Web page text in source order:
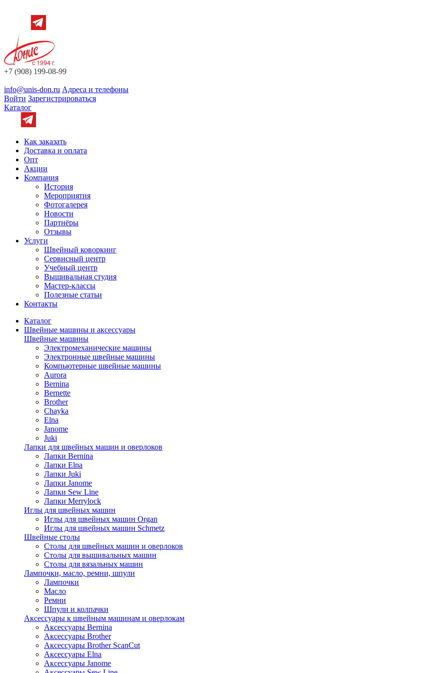
+7 (908) 199-08-99
info@unis-don.ru Адреса и телефоны
Войти Зарегистрироваться
Каталог
Как заказать
Доставка и оплата
Опт
Акции
Компания
История
Мероприятия
Фотогалерея
Новости
Партнёры
Отзывы
Услуги
Швейный коворкинг
Сервисный центр
Учебный центр
Вышивальная студия
Мастер-классы
Полезные статьи
Контакты
Каталог
Швейные машины и аксессуары
Швейные машины
Электромеханические машины
Электронные швейные машины
Компьютерные швейные машины
Aurora
Bernina
Bernette
Brother
Chayka
Elna
Janome
Juki
Лапки для швейных машин и оверлоков
Лапки Bernina
Лапки Elna
Лапки Juki
Лапки Janome
Лапки Sew Line
Лапки Merrylock
Иглы для швейных машин
Иглы для швейных машин Organ
Иглы для швейных машин Schmetz
Швейные столы
Столы для швейных машин и оверлоков
Столы для вышивальных машин
Столы для вязальных машин
Лампочки, масло, ремни, шпули
Лампочки
Масло
Ремни
Шпули и колпачки
Аксессуары к швейным машинам и оверлокам
Аксессуары Bernina
Аксессуары Brother
Аксессуары Brother ScanCut
Аксессуары Elna
Аксессуары Janome